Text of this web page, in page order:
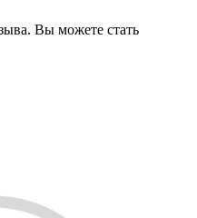
Вы можете стать